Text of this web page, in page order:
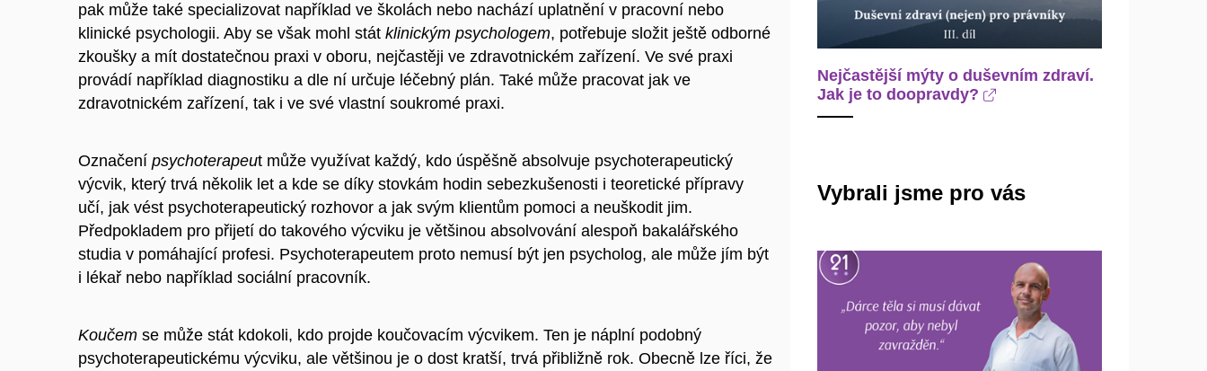
pak může také specializovat například ve školách nebo nachází uplatnění v pracovní nebo
klinické psychologii. Aby se však mohl stát klinickým psychologem, potřebuje složit ještě odborné
zkoušky a mít dostatečnou praxi v oboru, nejčastěji ve zdravotnickém zařízení. Ve své praxi
provádí například diagnostiku a dle ní určuje léčebný plán. Také může pracovat jak ve
zdravotnickém zařízení, tak i ve své vlastní soukromé praxi.
Označení psychoterapeut může využívat každý, kdo úspěšně absolvuje psychoterapeutický
výcvik, který trvá několik let a kde se díky stovkám hodin sebezkušenosti i teoretické přípravy
učí, jak vést psychoterapeutický rozhovor a jak svým klientům pomoci a neuškodit jim.
Předpokladem pro přijetí do takového výcviku je většinou absolvování alespoň bakalářského
studia v pomáhající profesi. Psychoterapeutem proto nemusí být jen psycholog, ale může jím být
i lékař nebo například sociální pracovník.
Koučem se může stát kdokoli, kdo projde koučovacím výcvikem. Ten je náplní podobný
psychoterapeutickému výcviku, ale většinou je o dost kratší, trvá přibližně rok. Obecně lze říci, že
Nejčastější mýty o duševním zdraví.
Jak je to doopravdy?
Vybrali jsme pro vás